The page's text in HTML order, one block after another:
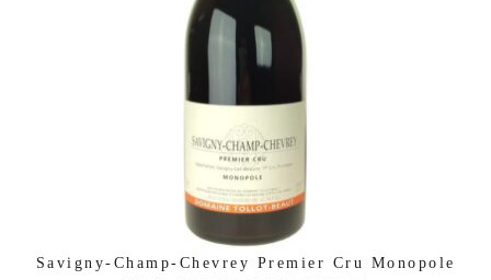
Savigny-Champ-Chevrey Premier Cru Monopole